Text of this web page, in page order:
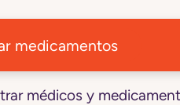
medicamentos
médicos y